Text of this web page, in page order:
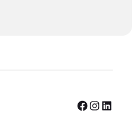
Facebook InstagramLinkedIn